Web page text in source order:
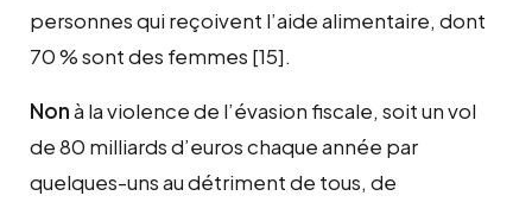
personnes qui reçoivent l’aide alimentaire, dont
70 % sont des femmes [15].
Nonà la violence de l’évasion fiscale, soit un vol
de 80 milliards d’euros chaque année par
quelques-uns au détriment de tous, de